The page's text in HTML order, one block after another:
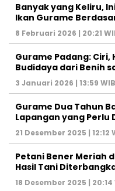
Banyak yang Keliru,
Ikan Gurame
8 Februari 2026 | 20:21
Gurame Padang: Ciri,
Budidaya dari Benih
3 Januari 2026 | 13:59 WIB
Gurame Dua Tahun
Lapangan yang Perlu
21 Desember 2025 | 12:12
Petani Bener Meriah
Hasil Tani
18 Desember 2025 | 20:14